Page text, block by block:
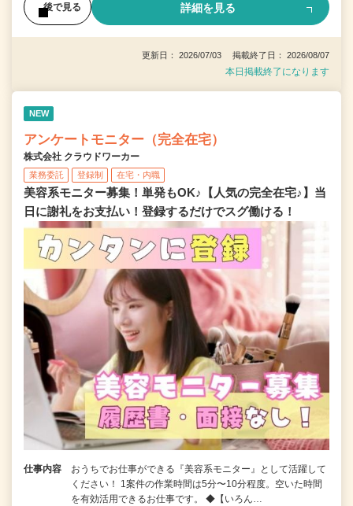
後で見る 詳細を見る
更新日： 2026/07/03 掲載終了日： 2026/08/07
本日掲載終了になります
NEW
アンケートモニター（完全在宅）
株式会社 クラウドワーカー
業務委託 登録制 在宅・内職
美容系モニター募集！単発もOK♪【人気の完全在宅♪】当
日に謝礼をお支払い！登録するだけでスグ働ける！
仕事内容
おうちでお仕事ができる『美容系モニター』として活躍して
ください！ 1案件の作業時間は5分〜10分程度。空いた時間
を有効活用できるお仕事です。 ◆【いろん…